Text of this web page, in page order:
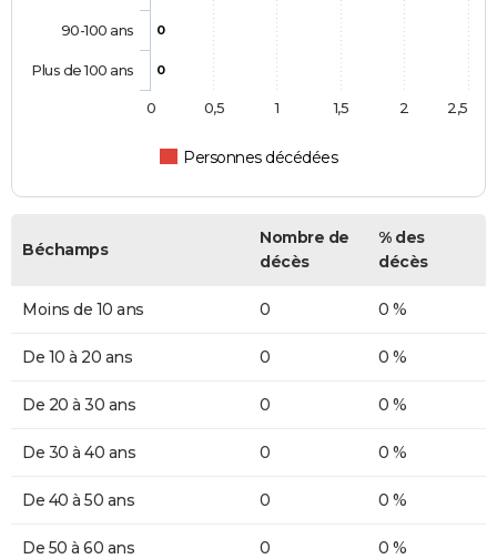
0
0
Personnes décédées
90-100 ans
Plus de 100 ans
0 0,5 1 1,5 2 2,5
Béchamps
Nombre de
décès
% des
décès
Moins de 10 ans 0 0 %
De 10 à 20 ans 0 0 %
De 20 à 30 ans 0 0 %
De 30 à 40 ans 0 0 %
De 40 à 50 ans 0 0 %
De 50 à 60 ans 0 0 %